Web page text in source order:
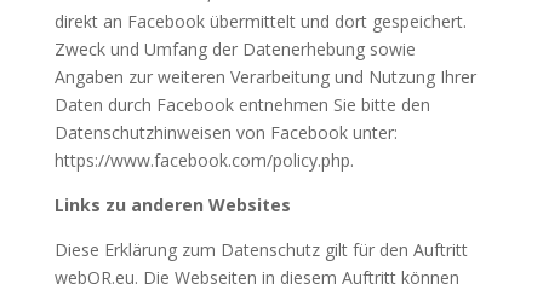
direkt an Facebook übermittelt und dort gespeichert.
Zweck und Umfang der Datenerhebung sowie
Angaben zur weiteren Verarbeitung und Nutzung Ihrer
Daten durch Facebook entnehmen Sie bitte den
Datenschutzhinweisen von Facebook unter:
https://www.facebook.com/policy.php.
Links zu anderen Websites
Diese Erklärung zum Datenschutz gilt für den Auftritt
webQR.eu. Die Webseiten in diesem Auftritt können